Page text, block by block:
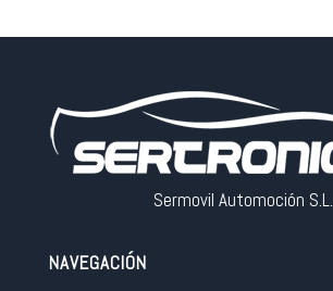
Sermovil Automoción S.L.
NAVEGACIÓN